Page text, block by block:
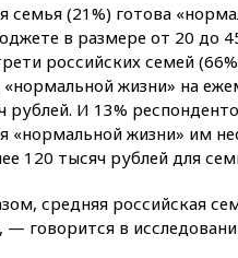
семья (21%) готова
в размере от 20 до
российских семей
«нормальной жизни» на
рублей. И 13%
«нормальной жизни» им
120 тысяч рублей для
средняя российская
— говорится в